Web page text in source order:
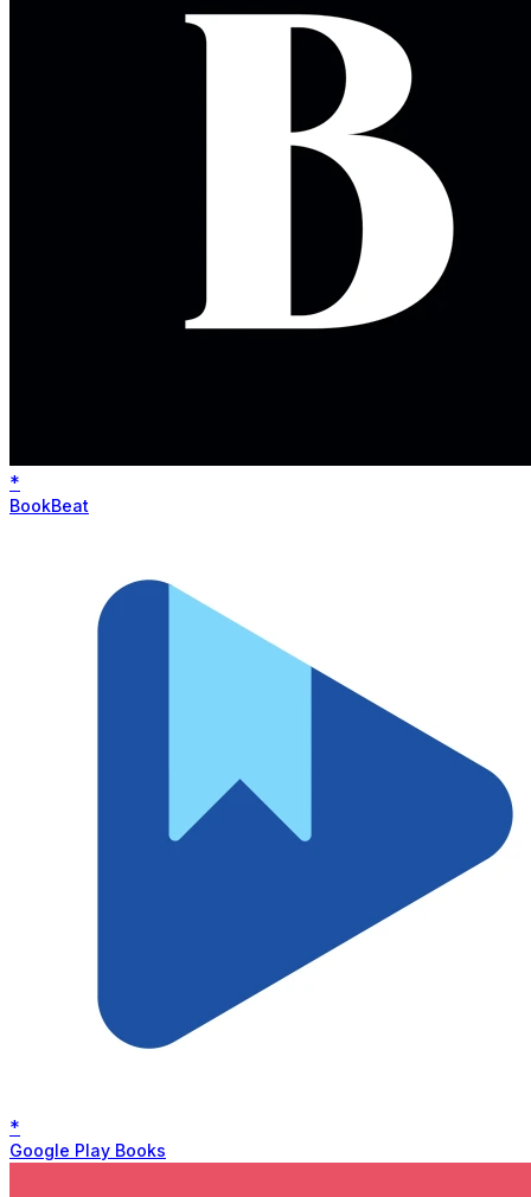
*
BookBeat
*
Google Play Books